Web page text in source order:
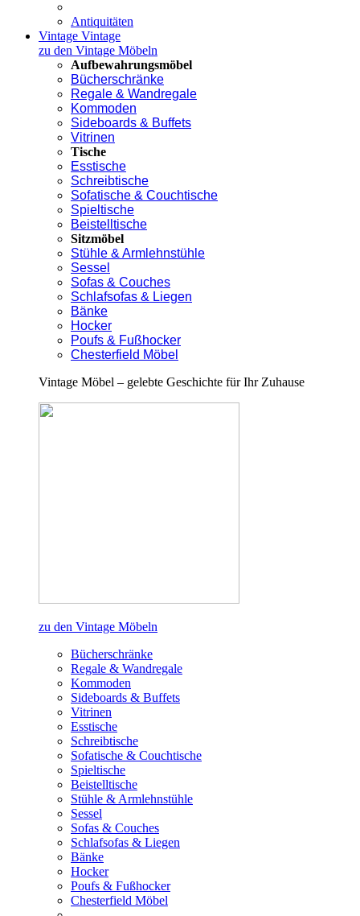
Antiquitäten
Vintage Vintage
zu den Vintage Möbeln
Aufbewahrungsmöbel
Bücherschränke
Regale & Wandregale
Kommoden
Sideboards & Buffets
Vitrinen
Tische
Esstische
Schreibtische
Sofatische & Couchtische
Spieltische
Beistelltische
Sitzmöbel
Stühle & Armlehnstühle
Sessel
Sofas & Couches
Schlafsofas & Liegen
Bänke
Hocker
Poufs & Fußhocker
Chesterfield Möbel
Vintage Möbel – gelebte Geschichte für Ihr Zuhause
zu den Vintage Möbeln
Bücherschränke
Regale & Wandregale
Kommoden
Sideboards & Buffets
Vitrinen
Esstische
Schreibtische
Sofatische & Couchtische
Spieltische
Beistelltische
Stühle & Armlehnstühle
Sessel
Sofas & Couches
Schlafsofas & Liegen
Bänke
Hocker
Poufs & Fußhocker
Chesterfield Möbel